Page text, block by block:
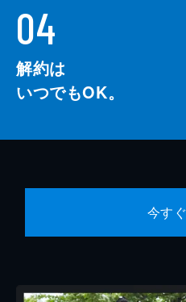
04
解約は
いつでもOK。
今す